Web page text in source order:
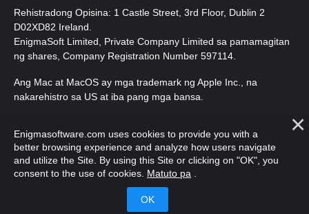
Rehistradong Opisina: 1 Castle Street, 3rd Floor, Dublin 2
D02XD82 Ireland.
EnigmaSoft Limited, Private Company Limited sa pamamagitan
ng shares, Company Registration Number 597114.
Ang Mac at MacOS ay mga trademark ng Apple Inc., na
nakarehistro sa US at iba pang mga bansa.
Nakalaan.
Enigmasoftware.com uses cookies to provide you with a
better browsing experience and analyze how users navigate
and utilize the Site. By using this Site or clicking on "OK", you
consent to the use of cookies. Matuto pa